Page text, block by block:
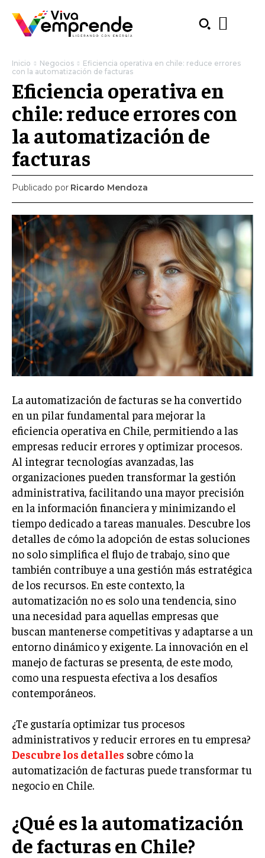
SUBSCRIBE
Welcome to Liberty Case
We have a curated list of the most noteworthy news from all
across the globe. With any subscription plan, you get access
toexclusive articles that let you stay ahead of the curve.
Your Profile
NEWS LIFESTYLE PUBLIC OPINION
LIFESTYLE
MARKETING
ESTRATEGIAS DE MARKETING
AGENCIAS DE MARKETING
AGENCIAS DE POSICIONAMIENTO WEB SEO
VENTA DE ENLACES
MARKETING DIGITAL
PUBLICIDAD
GESTIÓN DE PRODUCTOS
COMUNICACIÓN CORPORATIVA
GESTIÓN DE MARCA
ANÁLISIS DE COMPETENCIA
GESTIÓN DE CLIENTES
Inicio Negocios
Eficiencia operativa en chile: reduce errores
con la automatización de facturas
Eficiencia operativa en
chile: reduce errores con
la automatización de
facturas
Publicado por Ricardo Mendoza
La automatización de facturas se ha convertido
en un pilar fundamental para mejorar la
eficiencia operativa en Chile, permitiendo a las
empresas reducir errores y optimizar procesos.
Al integrar tecnologías avanzadas, las
organizaciones pueden transformar la gestión
administrativa, facilitando una mayor precisión
en la información financiera y minimizando el
tiempo dedicado a tareas manuales. Descubre los
detalles de cómo la adopción de estas soluciones
no solo simplifica el flujo de trabajo, sino que
también contribuye a una gestión más estratégica
de los recursos. En este contexto, la
automatización no es solo una tendencia, sino
una necesidad para aquellas empresas que
buscan mantenerse competitivas y adaptarse a un
entorno dinámico y exigente. La innovación en el
manejo de facturas se presenta, de este modo,
como una respuesta efectiva a los desafíos
contemporáneos.
¿Te gustaría optimizar tus procesos
administrativos y reducir errores en tu empresa?
Descubre los detalles sobre cómo la
automatización de facturas puede transformar tu
negocio en Chile.
¿Qué es la automatización
de facturas en Chile?